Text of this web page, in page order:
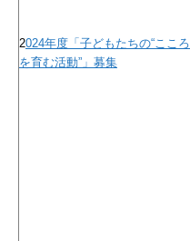
2024年度「子どもたちの“こころ
を育む活動”」募集